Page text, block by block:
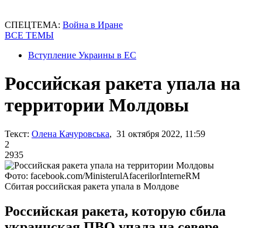
СПЕЦТЕМА: Война в Иране
ВСЕ ТЕМЫ
Вступление Украины в ЕС
Российская ракета упала на
территории Молдовы
Текст: Олена Качуровська, 31 октября 2022, 11:59
2
2935
Фото: facebook.com/MinisterulAfacerilorInterneRM
Сбитая российская ракета упала в Молдове
Российская ракета, которую сбила